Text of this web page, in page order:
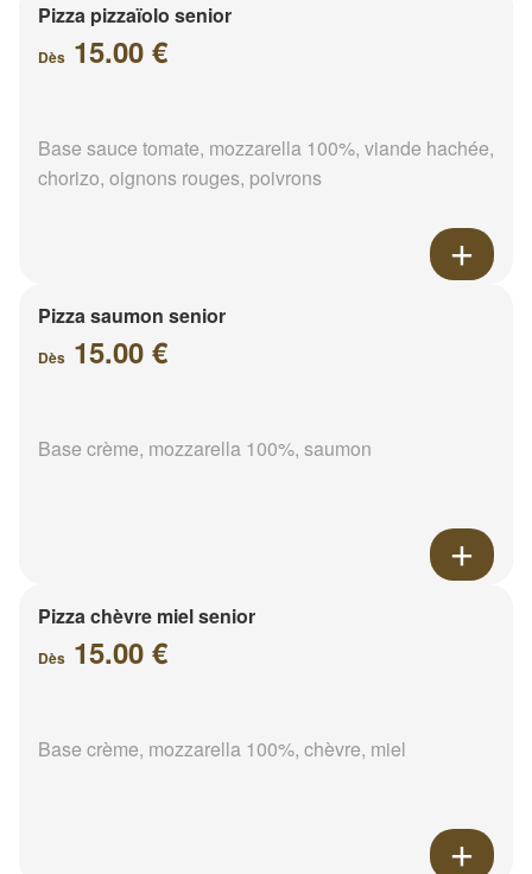
Pizza pizzaïolo senior
Dès 15.00 €
Base sauce tomate, mozzarella 100%, viande hachée,
chorizo, oignons rouges, poivrons
Pizza saumon senior
Dès 15.00 €
Base crème, mozzarella 100%, saumon
Pizza chèvre miel senior
Dès 15.00 €
Base crème, mozzarella 100%, chèvre, miel